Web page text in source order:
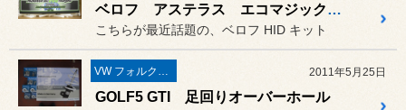
ベロフ アステラス エコマジック HID キット
こちらが最近話題の、ベロフ HID キット
2011年5月25日
GOLF5 GTI 足回りオーバーホール